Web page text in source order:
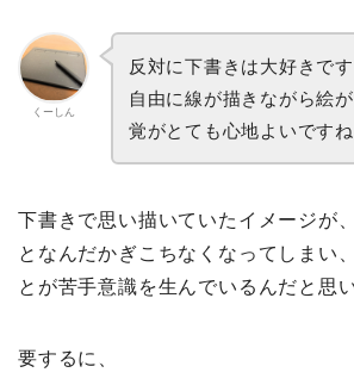
くーしん
反対に下書きは大好きです
自由に線が描きながら絵
覚がとても心地よいですね
下書きで思い描いていたイメージが
となんだかぎこちなくなってしまい
とが苦手意識を生んでいるんだと思
要するに、